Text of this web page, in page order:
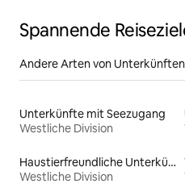
Spannende
Andere Arten von Unterkünften
Unterkünfte mit Seezugang
Westliche Division
Haustierfreundliche Unterkünfte
Westliche Division